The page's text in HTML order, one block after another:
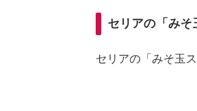
セリアの「み
セリアの「みそ玉